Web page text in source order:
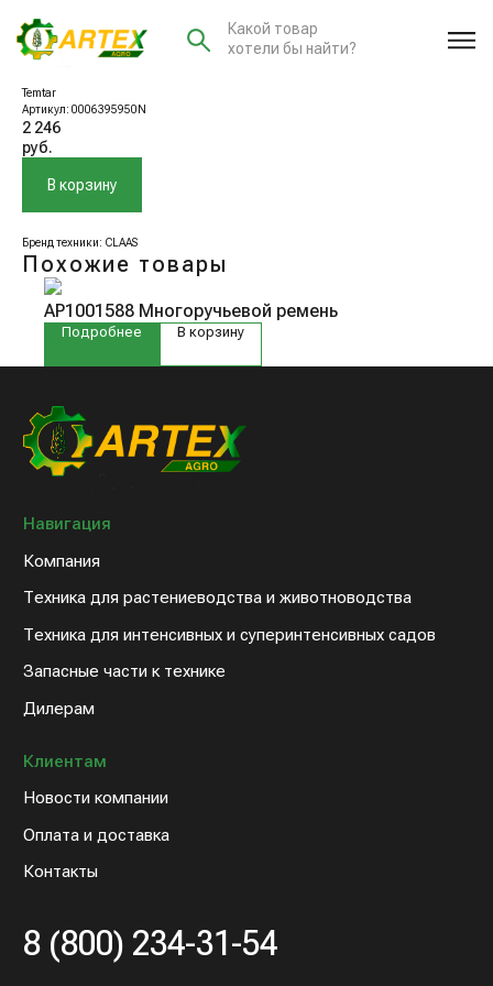
хотели бы найти?
Temtar
Артикул: 0006395950N
2 246
руб.
В корзину
Бренд техники: CLAAS
Похожие товары
AP1001588 Многоручьевой ремень
Подробнее В корзину
Новости компании
Техника для растениеводства и животноводства
Оплата и доставка
8 (800) 234-31-54
sales@artex-agro.com
Техника для интенсивных и суперинтенсивных садов
Запасные части к технике
© 2022 Артэкс-Агро